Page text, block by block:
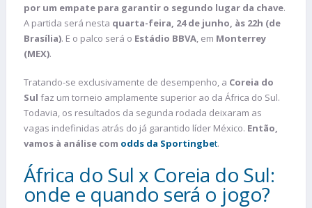
por um empate para garantir o segundo lugar da chave.
A partida será nesta quarta-feira, 24 de junho, às 22h (de
Brasília). E o palco será o Estádio BBVA, em Monterrey
(MEX).
Tratando-se exclusivamente de desempenho, a Coreia do
Sul faz um torneio amplamente superior ao da África do Sul.
Todavia, os resultados da segunda rodada deixaram as
vagas indefinidas atrás do já garantido líder México. Então,
vamos à análise com odds da Sportingbet.
África do Sul x Coreia do Sul:
onde e quando será o jogo?